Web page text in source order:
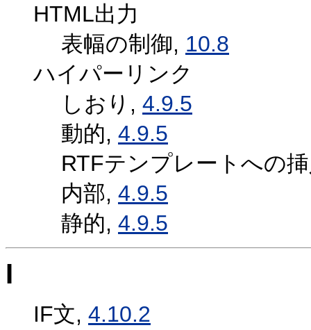
HTML出力
表幅の制御, 10.8
ハイパーリンク
しおり, 4.9.5
動的, 4.9.5
RTFテンプレートへの
内部, 4.9.5
静的, 4.9.5
I
IF文, 4.10.2